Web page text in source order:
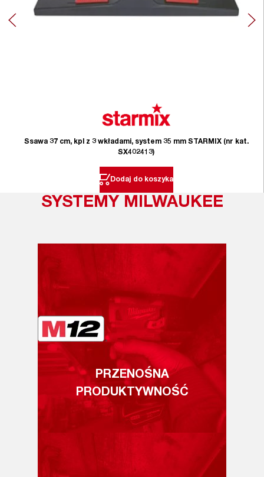
Ssawa 37 cm, kpl z 3 wkładami, system 35 mm STARMIX (nr kat.
SX402413)
Dodaj do koszyka
SYSTEMY MILWAUKEE
PRZENOŚNA
PRODUKTYWNOŚĆ